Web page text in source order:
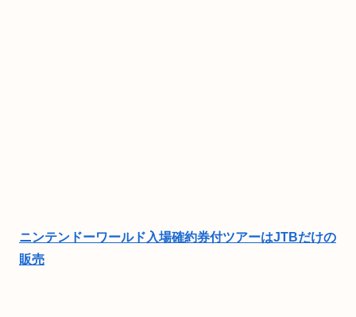
ニンテンドーワールド入場確約券付ツアーはJTBだけの
販売